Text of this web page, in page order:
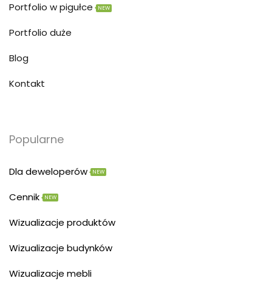
Portfolio w pigułce
NEW
Portfolio duże
Blog
Kontakt
Popularne
Dla deweloperów NEW
Cennik NEW
Wizualizacje produktów
Wizualizacje budynków
Wizualizacje mebli